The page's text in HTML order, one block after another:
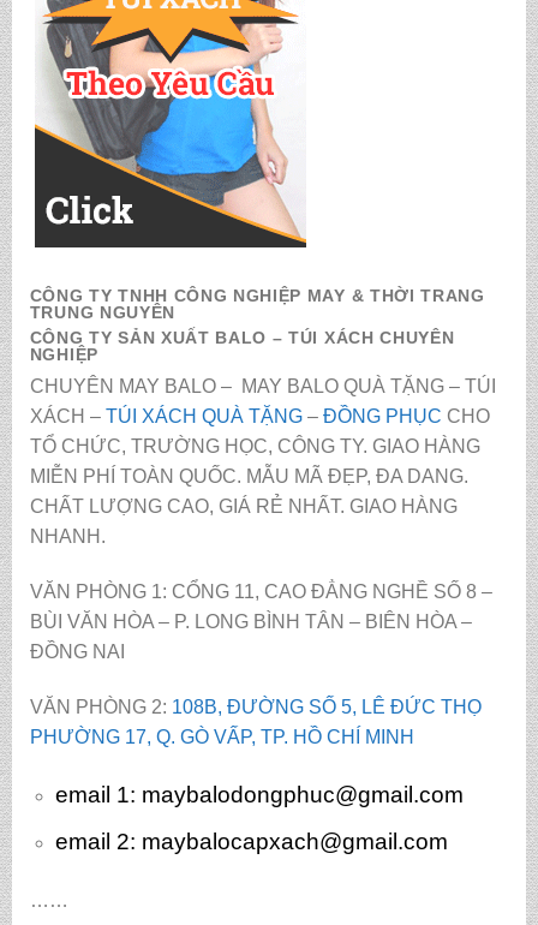
CÔNG TY TNHH CÔNG NGHIỆP MAY & THỜI TRANG
TRUNG NGUYÊN
CÔNG TY SẢN XUẤT BALO – TÚI XÁCH CHUYÊN
NGHIỆP
CHUYÊN MAY BALO – MAY BALO QUÀ TẶNG – TÚI
XÁCH – TÚI XÁCH QUÀ TẶNG– ĐỒNG PHỤC CHO
TỔ CHỨC, TRƯỜNG HỌC, CÔNG TY. GIAO HÀNG
MIỄN PHÍ TOÀN QUỐC. MẪU MÃ ĐẸP, ĐA DANG.
CHẤT LƯỢNG CAO, GIÁ RẺ NHẤT. GIAO HÀNG
NHANH.
VĂN PHÒNG 1: CỔNG 11, CAO ĐẲNG NGHỀ SỐ 8 –
BÙI VĂN HÒA – P. LONG BÌNH TÂN – BIÊN HÒA –
ĐỒNG NAI
VĂN PHÒNG 2: 108B, ĐƯỜNG SỐ 5, LÊ ĐỨC THỌ
PHƯỜNG 17, Q. GÒ VẤP, TP. HỒ CHÍ MINH
email 1: maybalodongphuc@gmail.com
email 2: maybalocapxach@gmail.com
……